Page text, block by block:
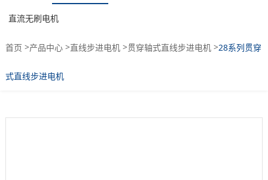
直流无刷电机
首页 >产品中心>直线步进电机>贯穿轴式直线步进电机>28系列贯穿
式直线步进电机